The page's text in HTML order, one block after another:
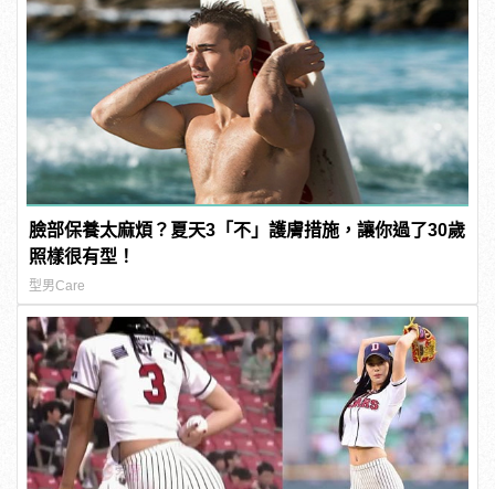
臉部保養太麻煩？夏天3「不」護膚措施，讓你過了30歲
照樣很有型！
型男Care